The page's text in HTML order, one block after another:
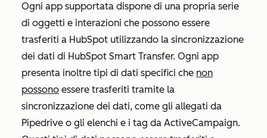
Ogni app supportata dispone di una propria serie
di oggetti e interazioni che possono essere
trasferiti a HubSpot utilizzando la sincronizzazione
dei dati di HubSpot Smart Transfer. Ogni app
presenta inoltre tipi di dati specifici che non
possono essere trasferiti tramite la
sincronizzazione dei dati, come gli allegati da
Pipedrive o gli elenchi e i tag da ActiveCampaign.